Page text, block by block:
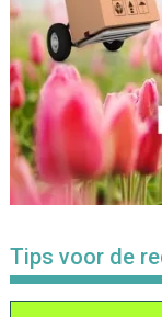
Tips voor de